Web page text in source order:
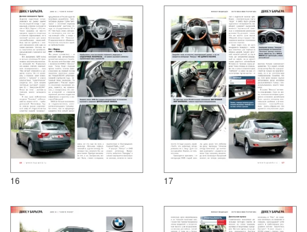
16 17